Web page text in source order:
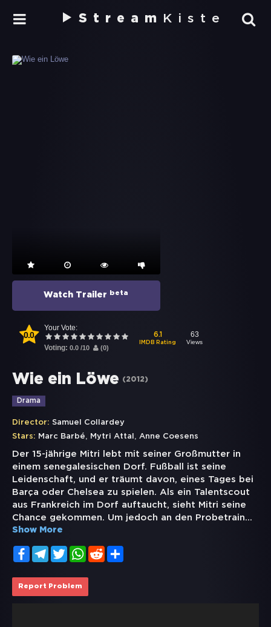
Stream Kiste
Watch Trailer beta
0.0
Your Vote:
Voting: 0.0 /10 (0)
6.1
IMDB Rating
63
Views
Wie ein Löwe (2012)
Drama
Director: Samuel Collardey
Stars: Marc Barbé, Mytri Attal , Anne Coesens
Der 15-jährige Mitri lebt mit seiner Großmutter in
einem senegalesischen Dorf. Fußball ist seine
Leidenschaft, und er träumt davon, eines Tages bei
Barça oder Chelsea zu spielen. Als ein Talentscout
aus Frankreich im Dorf auftaucht, sieht Mitri seine
Chance gekommen. Um jedoch an den Probetrain...
Show More
FacebookTelegramTwitterWhatsApp
Reddit
Report Problem